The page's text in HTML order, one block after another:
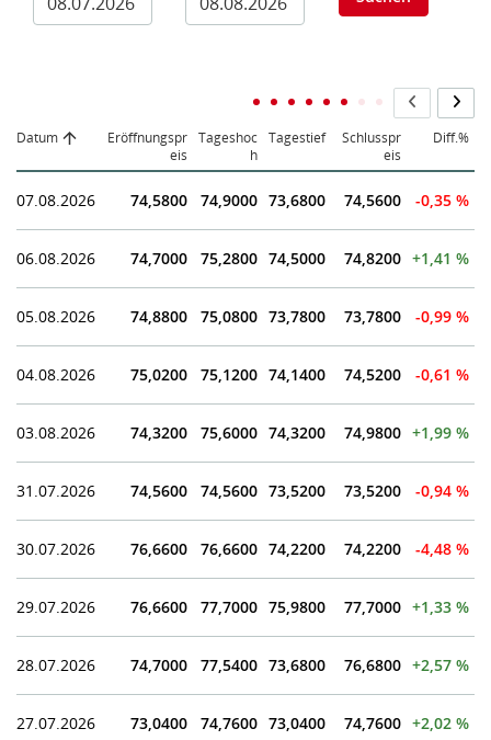
Datum
Eröffnungspr
eis
Tageshoc
h
Tagestief
Schlusspr
eis
Diff.%
07.08.2026 74,5800 74,9000 73,6800 74,5600 -0,35 %
06.08.2026 74,7000 75,2800 74,5000 74,8200 +1,41 %
05.08.2026 74,8800 75,0800 73,7800 73,7800 -0,99 %
04.08.2026 75,0200 75,1200 74,1400 74,5200 -0,61 %
03.08.2026 74,3200 75,6000 74,3200 74,9800 +1,99 %
31.07.2026 74,5600 74,5600 73,5200 73,5200 -0,94 %
30.07.2026 76,6600 76,6600 74,2200 74,2200 -4,48 %
29.07.2026 76,6600 77,7000 75,9800 77,7000 +1,33 %
28.07.2026 74,7000 77,5400 73,6800 76,6800 +2,57 %
27.07.2026 73,0400 74,7600 73,0400 74,7600 +2,02 %